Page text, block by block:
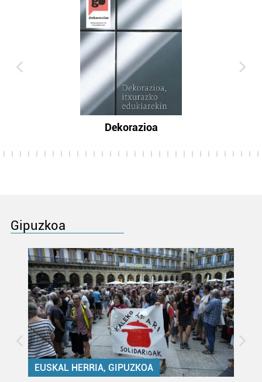
Dekorazioa
Gipuzkoa
EUSKAL HERRIA, GIPUZKOA